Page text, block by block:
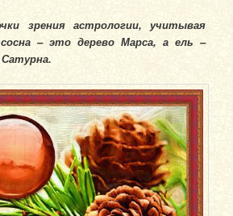
зрения астрологии, учитывая
– это дерево Марса, а ель –